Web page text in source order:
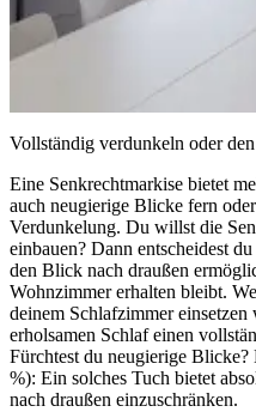
Vollständig verdunkeln oder
Eine Senkrechtmarkise bietet
auch neugierige Blicke fern
Verdunkelung. Du willst die
einbauen? Dann entscheidest
den Blick nach draußen
Wohnzimmer erhalten bleibt.
deinem Schlafzimmer
erholsamen Schlaf einen
Fürchtest du neugierige
%): Ein solches Tuch bietet
nach draußen einzuschränken.